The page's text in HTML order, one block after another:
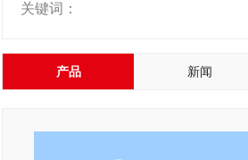
关键词：
产品 新闻